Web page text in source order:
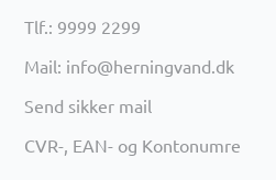
Tlf.: 9999 2299
Mail: info@herningvand.dk
Send sikker mail
CVR-, EAN- og Kontonumre